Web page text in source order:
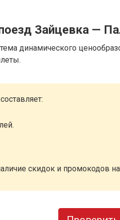
Зайцевка —
динамического
скидок и промокодов